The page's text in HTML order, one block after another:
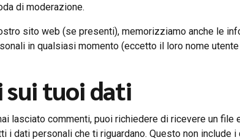
di moderazione.
sito web (se presenti), memorizziamo anche le
in qualsiasi momento (eccetto il loro nome
tuoi dati
lasciato commenti, puoi richiedere di ricevere un
i dati personali che ti riguardano. Questo non